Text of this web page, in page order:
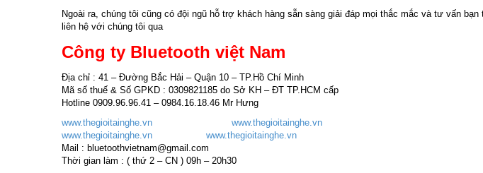
Ngoài ra, chúng tôi cũng có đội ngũ hỗ trợ khách hàng sẵn sàng giải đáp mọi thắc mắc và tư vấn
liên hệ với chúng tôi qua
Công ty Bluetooth việt Nam
Địa chỉ : 41 – Đường Bắc Hải – Quận 10 – TP.Hồ Chí Minh
Mã số thuế & Số GPKD : 0309821185 do Sở KH – ĐT TP.HCM cấp
Hotline 0909.96.96.41 – 0984.16.18.46 Mr Hưng
www.thegioitainghe.vn
www.thegioitainghe.vn
www.thegioitainghe.vn
www.thegioitainghe.vn
Mail : bluetoothvietnam@gmail.com
Thời gian làm : ( thứ 2 – CN ) 09h – 20h30